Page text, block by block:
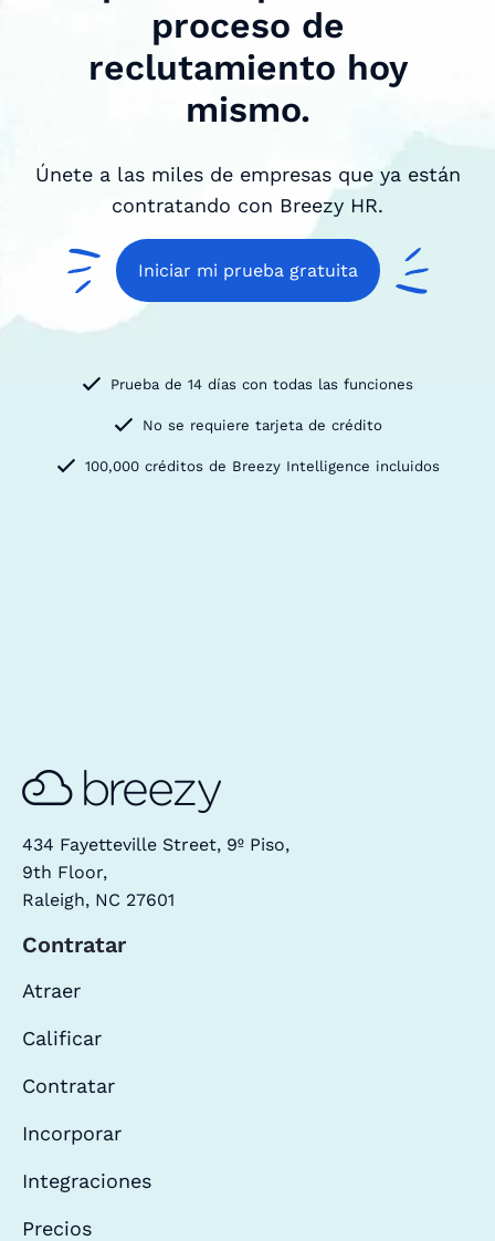
proceso de
reclutamiento hoy
mismo.
Únete a las miles de empresas que ya están
contratando con Breezy HR.
Iniciar mi prueba gratuita
Prueba de 14 días con todas las funciones
No se requiere tarjeta de crédito
100,000 créditos de Breezy Intelligence incluidos
434 Fayetteville Street, 9º Piso,
9th Floor,
Raleigh, NC 27601
Contratar
Atraer
Calificar
Contratar
Incorporar
Integraciones
Precios